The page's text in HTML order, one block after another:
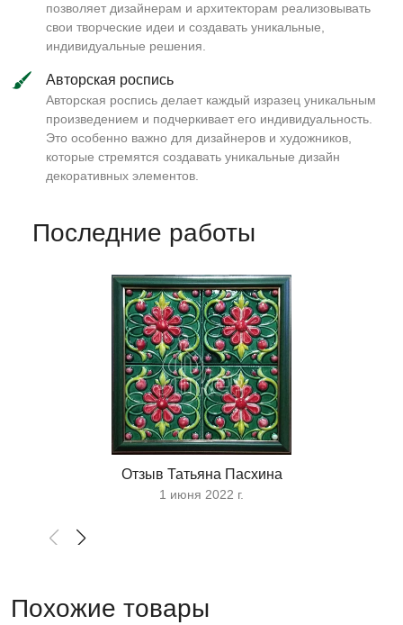
позволяет дизайнерам и архитекторам реализовывать
свои творческие идеи и создавать уникальные,
индивидуальные решения.
Авторская роспись
Авторская роспись делает каждый изразец уникальным
произведением и подчеркивает его индивидуальность.
Это особенно важно для дизайнеров и художников,
которые стремятся создавать уникальные дизайн
декоративных элементов.
Последние работы
Отзыв Татьяна Пасхина
1 июня 2022 г.
Похожие товары